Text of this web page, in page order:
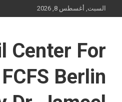
to
السبت, أغسطس 8, 2026
Center For
Berlin